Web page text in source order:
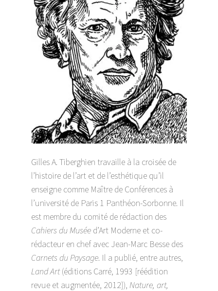
Gilles A. Tiberghien travaille à la croisée de
l’histoire de l’art et de l’esthétique qu’il
enseigne comme Maître de Conférences à
l’université de Paris 1 Panthéon-Sorbonne. Il
est membre du comité de rédaction des
Cahiers du Musée d’Art Moderne et co-
rédacteur en chef avec Jean-Marc Besse des
Carnets du Paysage. Il a publié, entre autres,
Land Art(éditions Carré, 1993 [réédition
revue et augmentée, 2012]), Nature, art,